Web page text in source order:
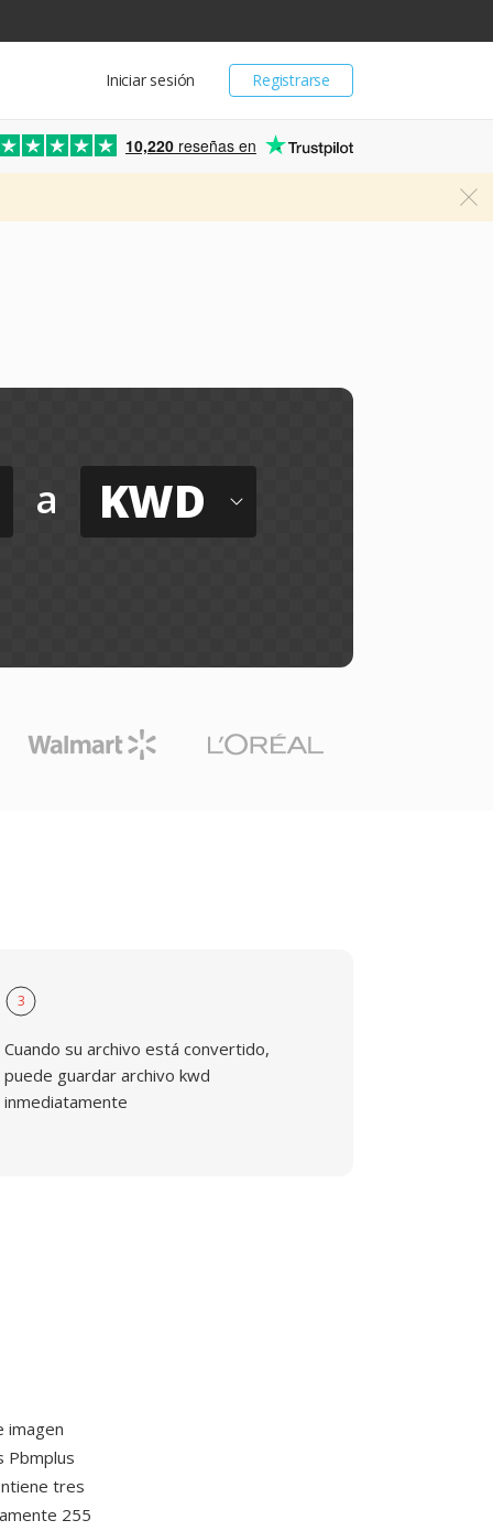
Registrarse
Iniciar sesión
10,220 reseñas en
a KWD
3
Cuando su archivo está convertido,
puede guardar archivo kwd
inmediatamente
imagen
Pbmplus
tres
255